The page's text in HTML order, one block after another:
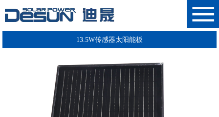
13.5W传感器太阳能板